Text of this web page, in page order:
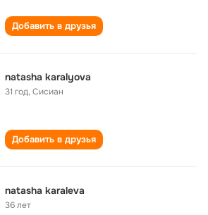
Добавить в друзья
natasha karalyova
31 год,Сисиан
Добавить в друзья
natasha karaleva
36 лет